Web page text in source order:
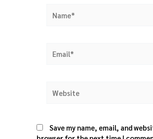
Save my name, email, and